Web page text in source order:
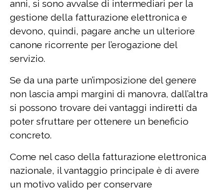
anni, si sono avvalse di intermediari per la
gestione della fatturazione elettronica e
devono, quindi, pagare anche un ulteriore
canone ricorrente per l’erogazione del
servizio.
Se da una parte un’imposizione del genere
non lascia ampi margini di manovra, dall’altra
si possono trovare dei vantaggi indiretti da
poter sfruttare per ottenere un beneficio
concreto.
Come nel caso della fatturazione elettronica
nazionale, il vantaggio principale è di avere
un motivo valido per conservare